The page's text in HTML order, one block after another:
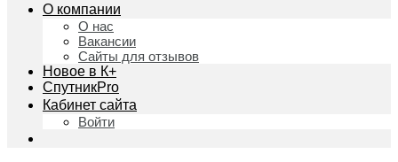
О компании
О нас
Вакансии
Сайты для отзывов
Новое в К+
СпутникPro
Кабинет сайта
Войти